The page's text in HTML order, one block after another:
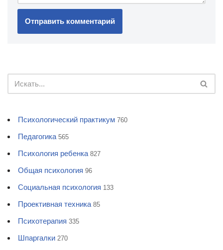
Психологический практикум 760
Педагогика 565
Психология ребенка 827
Общая психология 96
Социальная психология 133
Проективная техника 85
Психотерапия 335
Шпаргалки 270